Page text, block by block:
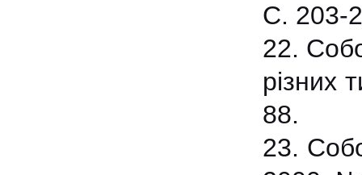
С. 203-
22.
різних
88.
23.